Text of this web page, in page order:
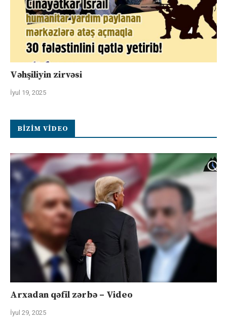
Vəhşiliyin zirvəsi
İyul 19, 2025
BIZIM VIDEO
Arxadan qəfil zərbə – Video
İyul 29, 2025